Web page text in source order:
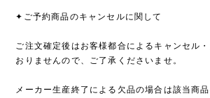
✦ご予約商品のキャンセルに関して
ご注文確定後はお客様都合によるキャンセル
おりませんので、ご了承くださいませ。
メーカー生産終了による欠品の場合は該当商